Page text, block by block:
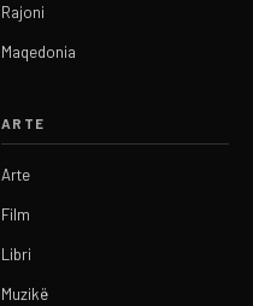
Rajoni
Maqedonia
ARTE
Arte
Film
Libri
Muzikë